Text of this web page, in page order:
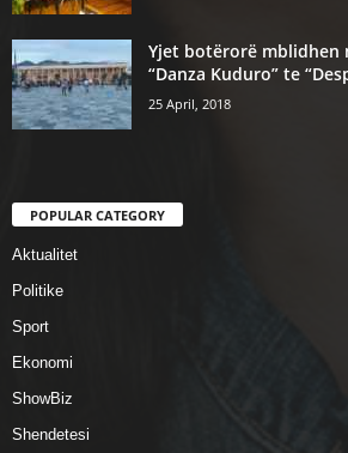
Yjet botërorë mblidhen
“Danza Kuduro” te
25 April, 2018
POPULAR CATEGORY
Aktualitet
Politike
Sport
Ekonomi
ShowBiz
Shendetesi